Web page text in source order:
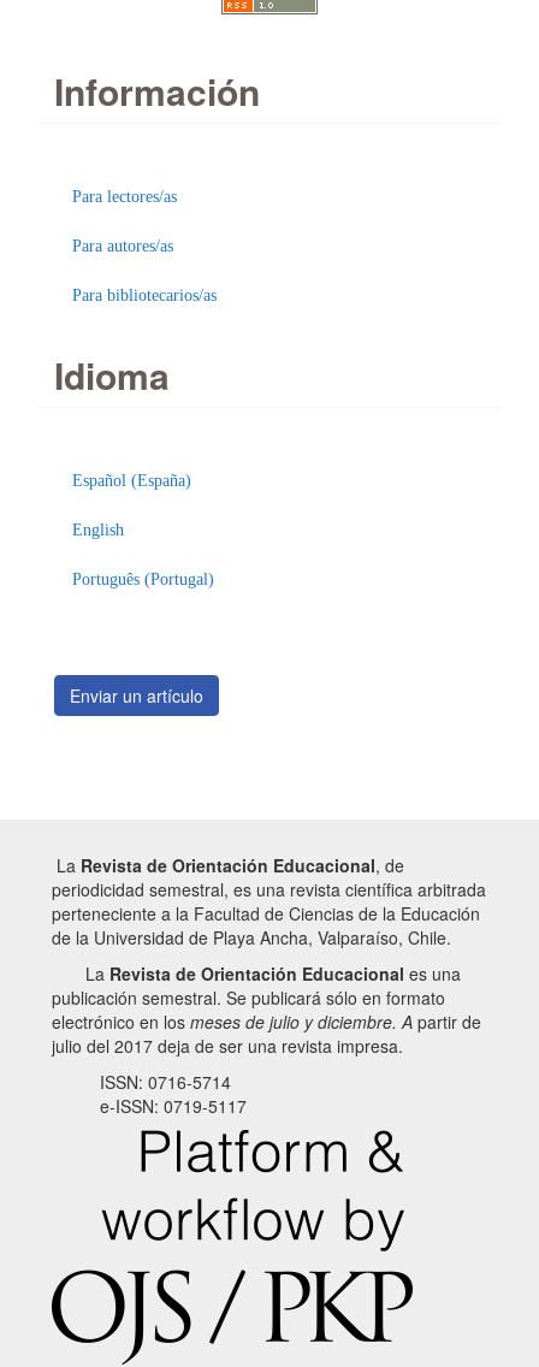
Información
Para lectores/as
Para autores/as
Para bibliotecarios/as
Idioma
Español (España)
English
Português (Portugal)
un
artículo
Enviar un artículo
La Revista de Orientación Educacional, de
periodicidad semestral, es una revista científica arbitrada
perteneciente a la Facultad de Ciencias de la Educación
de la Universidad de Playa Ancha, Valparaíso, Chile.
La Revista de Orientación Educacional es una
publicación semestral. Se publicará sólo en formato
electrónico en los meses de julio y diciembre. A partir de
julio del 2017 deja de ser una revista impresa.
ISSN: 0716-5714
e-ISSN: 0719-5117